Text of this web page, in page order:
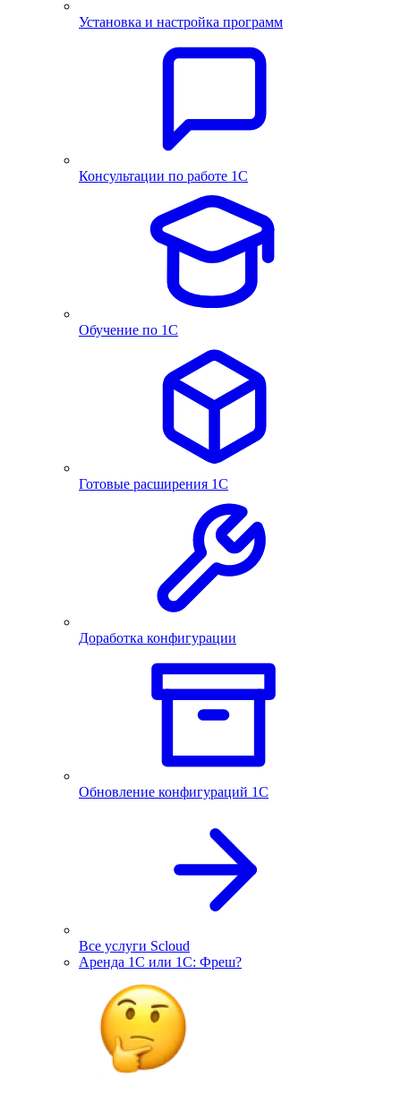
Установка и настройка программ
Консультации по работе 1С
Обучение по 1С
Готовые расширения 1С
Доработка конфигурации
Обновление конфигураций 1С
Все услуги Scloud
Аренда 1С или 1С: Фреш?